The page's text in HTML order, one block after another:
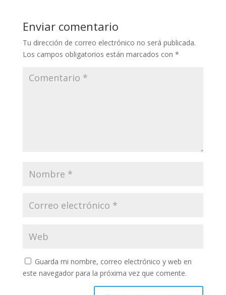
Enviar comentario
Tu dirección de correo electrónico no será publicada.
Los campos obligatorios están marcados con *
Guarda mi nombre, correo electrónico y web en
este navegador para la próxima vez que comente.